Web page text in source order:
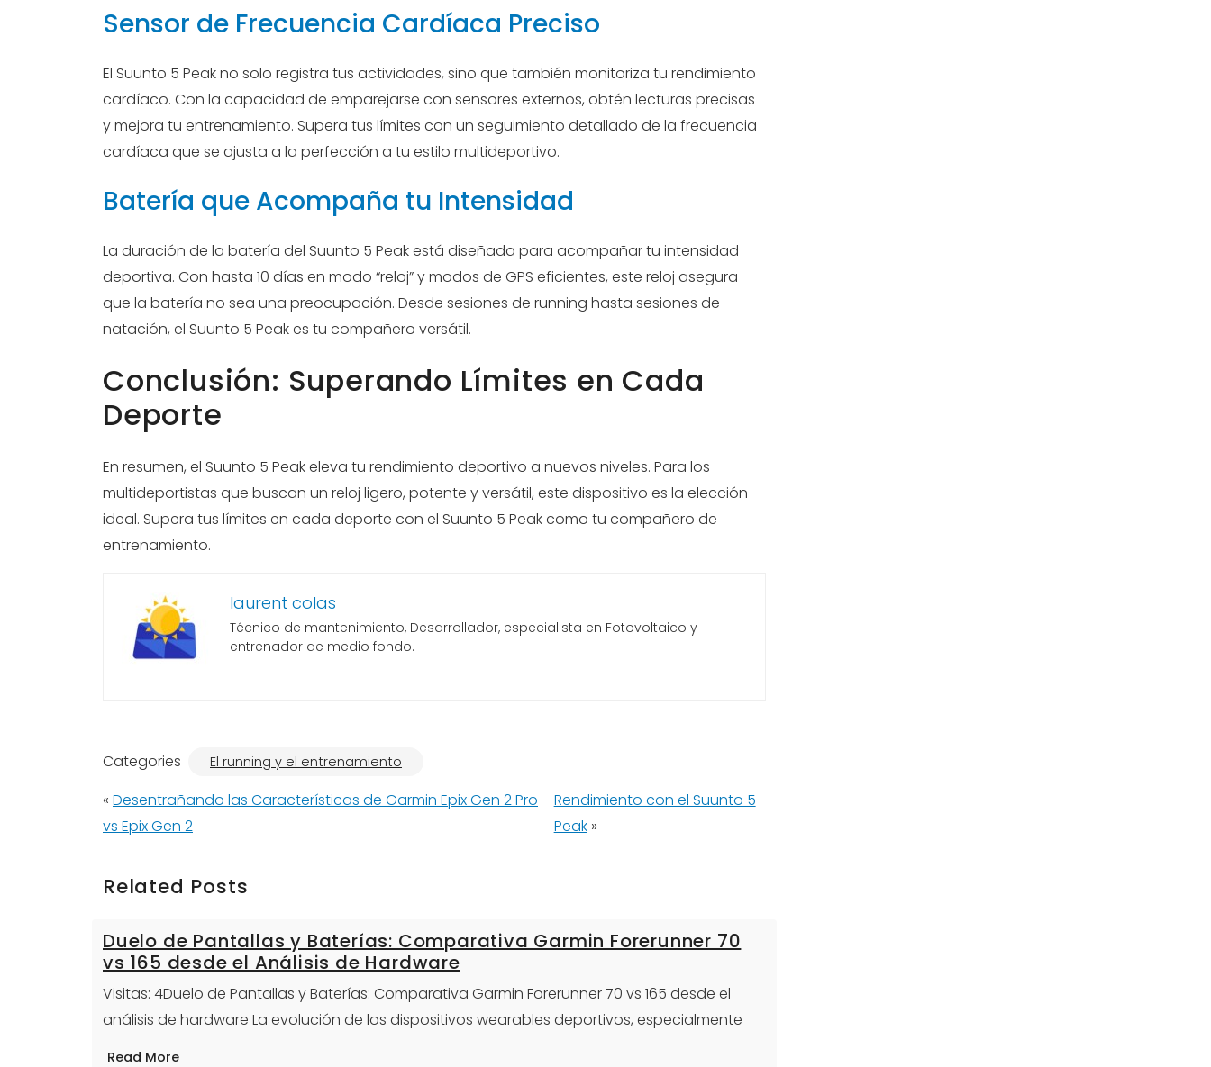
Sensor de Frecuencia Cardíaca Preciso
El Suunto 5 Peak no solo registra tus actividades, sino que también monitoriza tu rendimiento
cardíaco. Con la capacidad de emparejarse con sensores externos, obtén lecturas precisas
y mejora tu entrenamiento. Supera tus límites con un seguimiento detallado de la frecuencia
cardíaca que se ajusta a la perfección a tu estilo multideportivo.
Batería que Acompaña tu Intensidad
La duración de la batería del Suunto 5 Peak está diseñada para acompañar tu intensidad
deportiva. Con hasta 10 días en modo “reloj” y modos de GPS eficientes, este reloj asegura
que la batería no sea una preocupación. Desde sesiones de running hasta sesiones de
natación, el Suunto 5 Peak es tu compañero versátil.
Conclusión: Superando Límites en Cada
Deporte
En resumen, el Suunto 5 Peak eleva tu rendimiento deportivo a nuevos niveles. Para los
multideportistas que buscan un reloj ligero, potente y versátil, este dispositivo es la elección
ideal. Supera tus límites en cada deporte con el Suunto 5 Peak como tu compañero de
entrenamiento.
laurent colas
Técnico de mantenimiento, Desarrollador, especialista en Fotovoltaico y
entrenador de medio fondo.
Categories El running y el entrenamiento
« Desentrañando las Características de Garmin Epix Gen 2 Pro
vs Epix Gen 2
Rendimiento con el Suunto 5
Peak»
Related Posts
Duelo de Pantallas y Baterías: Comparativa Garmin Forerunner 70
vs 165 desde el Análisis de Hardware
Visitas: 4Duelo de Pantallas y Baterías: Comparativa Garmin Forerunner 70 vs 165 desde el
análisis de hardware La evolución de los dispositivos wearables deportivos, especialmente
Read More